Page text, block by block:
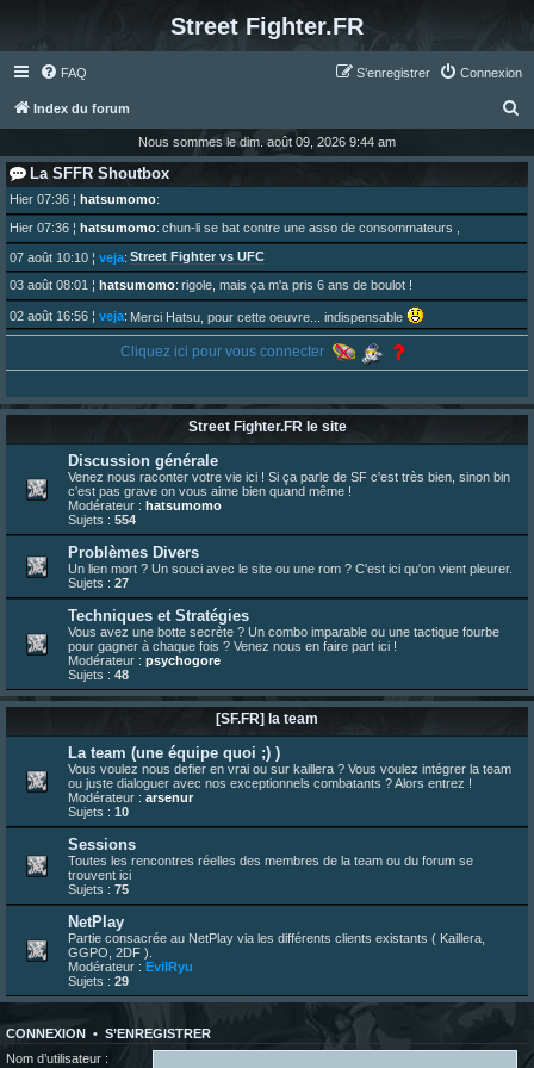
Street Fighter.FR
FAQ Connexion
S’enregistrer
Index du forum
c
e
Nous sommes le dim. août 09, 2026 9:44 am
La SFFR Shoutbox
Hier 07:36 ¦ hatsumomo:
Hier 07:36 ¦ hatsumomo: chun-li se bat contre une asso de consommateurs ,
07 août 10:10 ¦ veja: Street Fighter vs UFC
03 août 08:01 ¦ hatsumomo: rigole, mais ça m'a pris 6 ans de boulot !
02 août 16:56 ¦ veja: Merci Hatsu, pour cette oeuvre... indispensable
Vous y trouverez du sesque, de l'humour, du sesque, des combats et plein de lore SF !
01 août 08:08¦hatsumomo:
Aujourd'hui, c'est le yaoi day. Pour la peine je reposte ma dernière fic.
30 juil. 07:22¦hatsumomo:
Un futur indispensable :https://x.com/preterniadotcom/status/20 ... 8820352079
26 juil. 22:09¦hatsumomo:bio de Alex en ligne les gens !
13 juil. 09:53¦hatsumomo
bonjour les amis, je viens de poster ma 1e review de figurine !
23 juin 10:36¦indy:une très chouette SFFR shoutbox !
23 juin 07:30¦hatsumomo:nouvelle trad caniculaire les amis !
23 juin 07:26¦hatsumomo:shoutbox réinitialisée
22 juin 12:27¦indy: Yo !
22 juin 08:49¦veja:Yo
Cliquez ici pour vous connecter
Street Fighter.FR le site
Discussion générale
Venez nous raconter votre vie ici ! Si ça parle de SF c'est très bien, sinon bin
c'est pas grave on vous aime bien quand même !
Modérateur : hatsumomo
Sujets : 554
Problèmes Divers
Un lien mort ? Un souci avec le site ou une rom ? C'est ici qu'on vient pleurer.
Sujets : 27
Techniques et Stratégies
Vous avez une botte secrète ? Un combo imparable ou une tactique fourbe
pour gagner à chaque fois ? Venez nous en faire part ici !
Modérateur : psychogore
Sujets : 48
[SF.FR] la team
La team (une équipe quoi ;) )
Vous voulez nous defier en vrai ou sur kaillera ? Vous voulez intégrer la team
ou juste dialoguer avec nos exceptionnels combatants ? Alors entrez !
Modérateur : arsenur
Sujets : 10
Sessions
Toutes les rencontres réelles des membres de la team ou du forum se
trouvent ici
Sujets : 75
NetPlay
Partie consacrée au NetPlay via les différents clients existants ( Kaillera,
GGPO, 2DF ).
Modérateur : EvilRyu
Sujets : 29
CONNEXION • S’ENREGISTRER
Nom d’utilisateur :